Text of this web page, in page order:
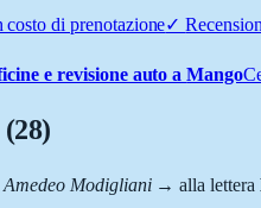
costo di prenotazione✓
e revisione auto aMango
(28)
Amedeo Modigliani→ alla lettera